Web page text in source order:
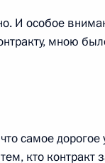
И особое
мною
самое дорогое
кто контракт